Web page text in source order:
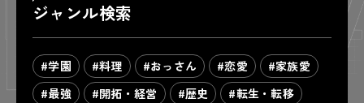
ジャンル検索
#学園 #料理 #おっさん #恋愛
#家族愛
#最強
#開拓・経営 #歴史
#転生・転移